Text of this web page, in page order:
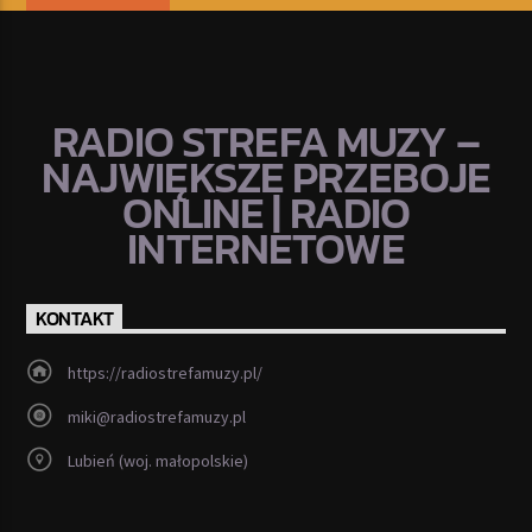
RADIO STREFA MUZY –
NAJWIĘKSZE PRZEBOJE
ONLINE | RADIO
INTERNETOWE
KONTAKT
https://radiostrefamuzy.pl/
miki@radiostrefamuzy.pl
Lubień (woj. małopolskie)